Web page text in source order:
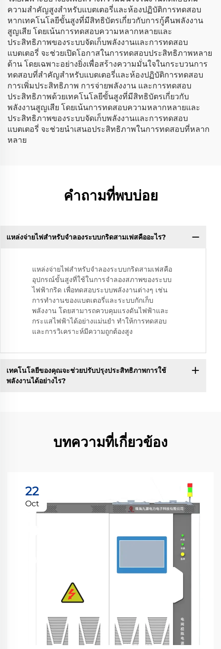
ความสำคัญสูงสำหรับแบตเตอรี่และห้องปฏิบัติการทดสอบ
หากเทคโนโลยีขั้นสูงที่มีสิทธิบัตรเกี่ยวกับการกู้คืนพลังงาน
สูญเสีย โดยเน้นการทดสอบความหลากหลายและ
ประสิทธิภาพของระบบจัดเก็บพลังงานและการทดสอบ
แบตเตอรี่ จะช่วยเปิดโอกาสในการทดสอบประสิทธิภาพหลาย
ด้าน โดยเฉพาะอย่างยิ่งเพื่อสร้างความมั่นใจในกระบวนการ
ทดสอบที่สำคัญสำหรับแบตเตอรี่และห้องปฏิบัติการทดสอบ
การเพิ่มประสิทธิภาพ การจ่ายพลังงาน และการทดสอบ
ประสิทธิภาพด้วยเทคโนโลยีขั้นสูงที่มีสิทธิบัตรเกี่ยวกับ
พลังงานสูญเสีย โดยเน้นการทดสอบความหลากหลายและ
ประสิทธิภาพของระบบจัดเก็บพลังงานและการทดสอบ
แบตเตอรี่ จะช่วยนำเสนอประสิทธิภาพในการทดสอบที่หลาก
หลาย
คำถามที่พบบ่อย
แหล่งจ่ายไฟสำหรับจำลองระบบกริดสามเฟสคืออะไร?
แหล่งจ่ายไฟสำหรับจำลองระบบกริดสามเฟสคือ
อุปกรณ์ขั้นสูงที่ใช้ในการจำลองสภาพของระบบ
ไฟฟ้ากริด เพื่อทดสอบระบบพลังงานต่างๆ เช่น
การทำงานของแบตเตอรี่และระบบกักเก็บ
พลังงาน โดยสามารถควบคุมแรงดันไฟฟ้าและ
กระแสไฟฟ้าได้อย่างแม่นยำ ทำให้การทดสอบ
และการวิเคราะห์มีความถูกต้องสูง
เทคโนโลยีของคุณจะช่วยปรับปรุงประสิทธิภาพการใช้
พลังงานได้อย่างไร?
บทความที่เกี่ยวข้อง
22
Oct